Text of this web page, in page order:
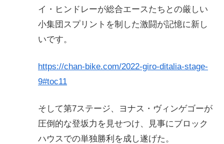
イ・ヒンドレーが総合エースたちとの厳しい
小集団スプリントを制した激闘が記憶に新し
いです。
https://chan-bike.com/2022-giro-ditalia-stage-
9#toc11
そして第7ステージ、ヨナス・ヴィンゲゴーが
圧倒的な登坂力を見せつけ、見事にブロック
ハウスでの単独勝利を成し遂げた。